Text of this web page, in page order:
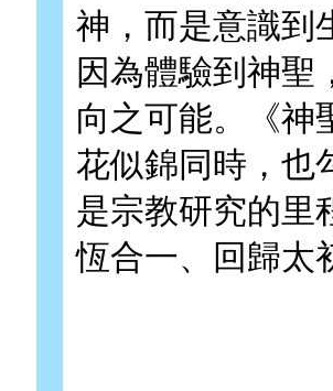
神，而是意識到
因為體驗到神聖
向之可能。《神
花似錦同時，也
是宗教研究的里
恆合一、回歸太